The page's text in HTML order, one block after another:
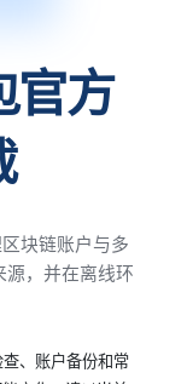
方
块链账户与多
源，并在离线环
、账户备份和常